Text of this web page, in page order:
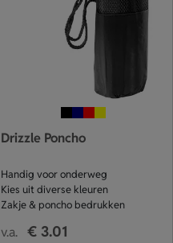
Drizzle Poncho
Handig voor onderweg
Kies uit diverse kleuren
Zakje & poncho bedrukken
v.a. € 3.01